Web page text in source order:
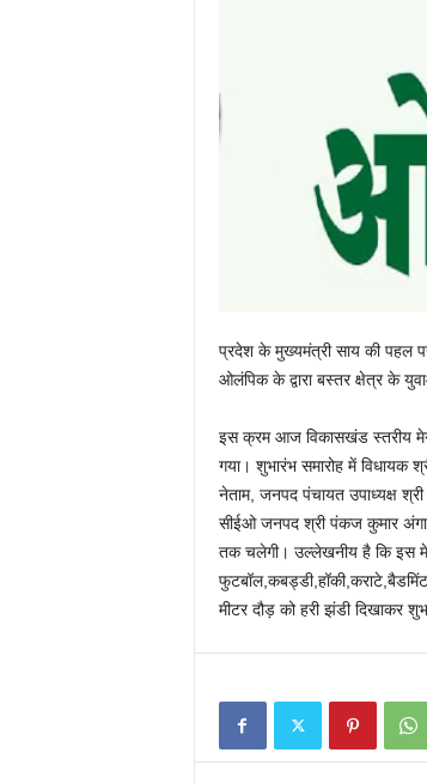
प्रदेश के मुख्यमंत्री साय की पहल
ओलंपिक के द्वारा बस्तर क्षेत्र के
इस क्रम आज विकासखंड स्तरीय
गया। शुभारंभ समारोह में विधायक
नेताम, जनपद पंचायत उपाध्यक्ष
सीईओ जनपद श्री पंकज कुमार
तक चलेगी। उल्लेखनीय है कि इस
मीटर दौड़ को हरी झंडी दिखाकर